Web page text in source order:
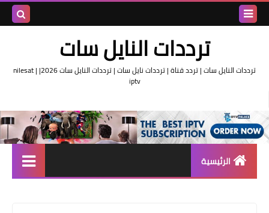
ترددات النايل سات
ترددات النايل سات | تردد قناة | ترددات نايل سات | ترددات النايل سات 2026| nilesat |
iptv
الرئيسية